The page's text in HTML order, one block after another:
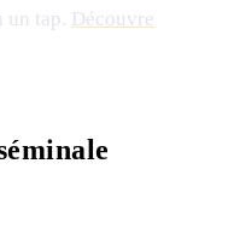
un tap. Découvre